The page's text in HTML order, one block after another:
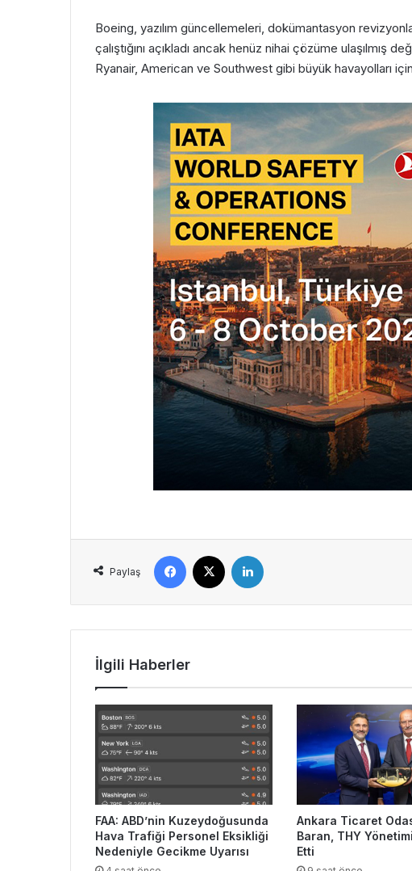
Boeing, yazılım güncellemeleri, dokümantasyon
çalıştığını açıkladı ancak henüz nihai çözüme ulaşılmış
Ryanair, American ve Southwest gibi büyük havayolları
Paylaş
Facebook
İlgili Haberler
FAA: ABD’nin Kuzeydoğusunda
Hava Trafiği Personel Eksikliği
Nedeniyle Gecikme Uyarısı
Ankara Ticaret
Baran, THY
Etti